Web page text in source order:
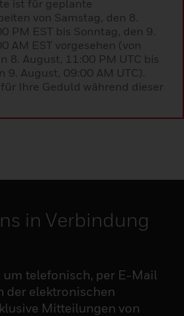
ist für geplante
von Samstag, den 8.
PM EST bis Sonntag, den 9.
AM EST vorgesehen (von
8. August, 11:00 PM UTC bis
9. August, 09:00 AM UTC).
Ihre Geduld während dieser
in Verbindung
um telefonisch, per E-Mail
der elektronischen
Mitteilungen von